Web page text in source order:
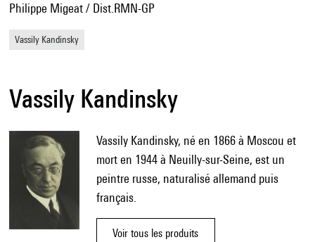
Philippe Migeat / Dist.RMN-GP
Vassily Kandinsky
Vassily Kandinsky
Vassily Kandinsky, né en 1866 à Moscou et
mort en 1944 à Neuilly-sur-Seine, est un
peintre russe, naturalisé allemand puis
français.
Voir tous les produits